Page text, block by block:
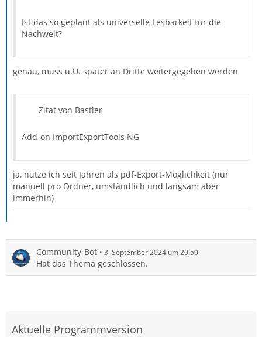
Ist das so geplant als universelle Lesbarkeit für die
Nachwelt?
genau, muss u.U. später an Dritte weitergegeben werden
Zitat von Bastler
Add-on ImportExportTools NG
ja, nutze ich seit Jahren als pdf-Export-Möglichkeit (nur
manuell pro Ordner, umständlich und langsam aber
immerhin)
Community-Bot 3. September 2024 um 20:50
Hat das Thema geschlossen.
Aktuelle Programmversion